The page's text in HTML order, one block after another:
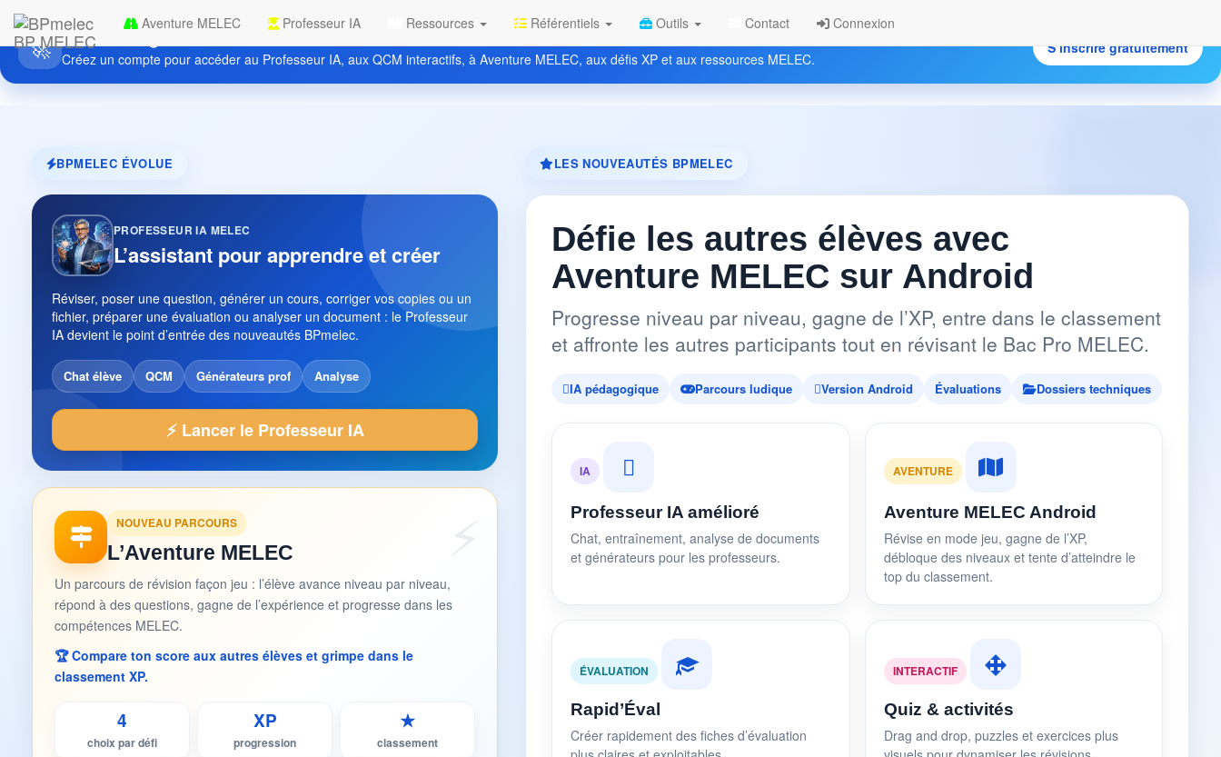
BP MELEC
Aventure MELEC Professeur IA Ressources Référentiels Outils Contact Connexion
🚀 Découvrez gratuitement BPmelec
Créez un compte pour accéder au Professeur IA, aux QCM interactifs, à Aventure MELEC, aux défis XP et aux ressources MELEC.
S’inscrire gratuitement
BPMELEC ÉVOLUE
PROFESSEUR IA MELEC
L’assistant pour apprendre et créer
Réviser, poser une question, générer un cours, corriger vos copies ou un
fichier, préparer une évaluation ou analyser un document : le Professeur
IA devient le point d’entrée des nouveautés BPmelec.
Chat élève QCM Générateurs prof Analyse
⚡ Lancer le Professeur IA
NOUVEAU PARCOURS
L’Aventure MELEC
Un parcours de révision façon jeu : l’élève avance niveau par niveau,
répond à des questions, gagne de l’expérience et progresse dans les
compétences MELEC.
🏆 Compare ton score aux autres élèves et grimpe dans le
classement XP.
4
choix par défi
XP
progression
★
classement
LES NOUVEAUTÉS BPMELEC
Défie les autres élèves avec
Aventure MELEC sur Android
Progresse niveau par niveau, gagne de l’XP, entre dans le classement
et affronte les autres participants tout en révisant le Bac Pro MELEC.
IA pédagogique Parcours ludique Version Android Évaluations Dossiers techniques
IA
Professeur IA amélioré
Chat, entraînement, analyse de documents
et générateurs pour les professeurs.
AVENTURE
Aventure MELEC Android
Révise en mode jeu, gagne de l’XP,
débloque des niveaux et tente d’atteindre le
top du classement.
ÉVALUATION
Rapid’Éval
Créer rapidement des fiches d’évaluation
INTERACTIF
Quiz & activités
Drag and drop, puzzles et exercices plus